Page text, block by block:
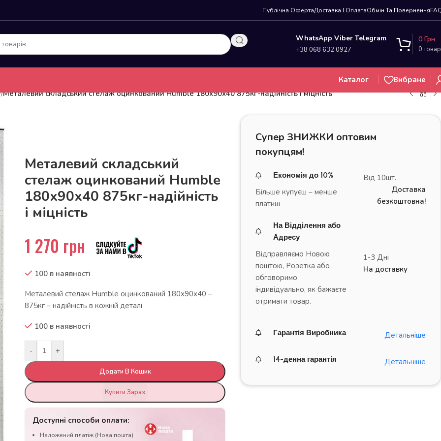
Публічна ОфертаДоставка І ОплатаОбмін Та Повернення
WhatsApp Viber Telegram
+38 068 632 0927 0
0 Грн
Каталог
Вибране
/Металевий складський стелаж оцинкований Humble 180х90х40 875кг-надійність і міцність
Металевий складський
стелаж оцинкований Humble
180х90х40 875кг-надійність
і міцність
1 270 грн
100 в наявності
Металевий стелаж Humble оцинкований 180х90х40 –
875кг – надійність в кожній деталі
100 в наявності
- +
Додати В Кошик
Купити Зараз
Доступні способи оплати:
Наложений платіж (Нова пошта)
Супер ЗНИЖКИ оптовим
покупцям!
Економія до 10%
Більше купуєш – менше
платиш
Від 10шт.
Доставка
безкоштовна!
На Відділення або
Адресу
Відправляємо Новою
поштою, Розетка або
обговоримо
індивідуально, як бажаєте
отримати товар.
1-3 Дні
На доставку
Гарантія Виробника Детальніше
14-денна гарантія Детальніше